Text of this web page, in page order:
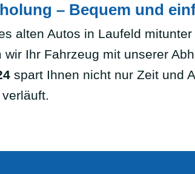
– Bequem und
alten Autos in Laufeld
Ihr Fahrzeug mit unserer
spart Ihnen nicht nur Zeit und